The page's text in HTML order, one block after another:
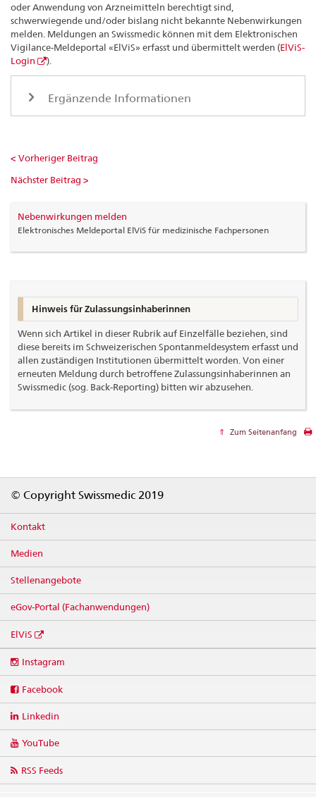
oder Anwendung von Arzneimitteln berechtigt sind,
schwerwiegende und/oder bislang nicht bekannte Nebenwirkungen
melden. Meldungen an Swissmedic können mit dem Elektronischen
Vigilance-Meldeportal «ElViS» erfasst und übermittelt werden (ElViS-
Login
).
Ergänzende Informationen
< Vorheriger Beitrag
Nächster Beitrag >
Nebenwirkungen melden
Elektronisches Meldeportal ElViS für medizinische Fachpersonen
Hinweis für Zulassungsinhaberinnen
Wenn sich Artikel in dieser Rubrik auf Einzelfälle beziehen, sind
diese bereits im Schweizerischen Spontanmeldesystem erfasst und
allen zuständigen Institutionen übermittelt worden. Von einer
erneuten Meldung durch betroffene Zulassungsinhaberinnen an
Swissmedic (sog. Back-Reporting) bitten wir abzusehen.
Zum Seitenanfang
© Copyright Swissmedic 2019
Kontakt
Medien
Stellenangebote
eGov-Portal (Fachanwendungen)
ElViS
media
Instagram
Facebook
Linkedin
YouTube
RSS Feeds